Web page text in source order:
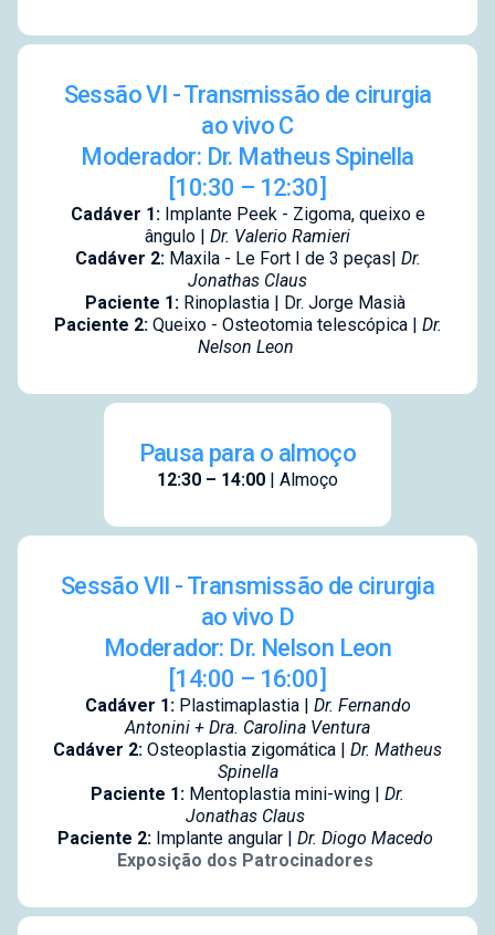
Sessão VI - Transmissão de cirurgia
ao vivo C
Moderador: Dr. Matheus Spinella
[10:30 – 12:30]
Cadáver 1:Implante Peek - Zigoma, queixo e
ângulo | Dr. Valerio Ramieri
Cadáver 2:Maxila - Le Fort I de 3 peças| Dr.
Jonathas Claus
Paciente 1: Rinoplastia | Dr. Jorge Masià
Paciente 2: Queixo - Osteotomia telescópica | Dr.
Nelson Leon
Pausa para o almoço
12:30 – 14:00 | Almoço
Sessão VII - Transmissão de cirurgia
ao vivo D
Moderador: Dr. Nelson Leon
[14:00 – 16:00]
Cadáver 1: Plastimaplastia | Dr. Fernando
Antonini + Dra. Carolina Ventura
Cadáver 2: Osteoplastia zigomática | Dr. Matheus
Spinella
Paciente 1: Mentoplastia mini-wing | Dr.
Jonathas Claus
Paciente 2: Implante angular | Dr. Diogo Macedo
Exposição dos Patrocinadores